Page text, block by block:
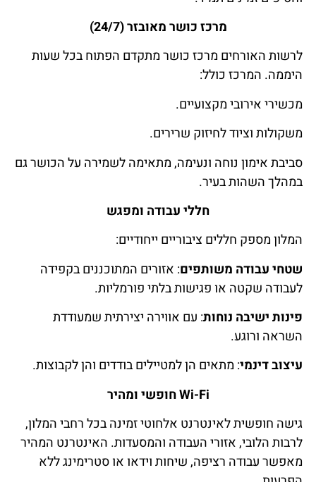
מרכז כושר מאובזר (24/7)
לרשות האורחים מרכז כושר מתקדם הפתוח בכל שעות
היממה. המרכז כולל:
מכשירי אירובי מקצועיים.
משקולות וציוד לחיזוק שרירים.
סביבת אימון נוחה ונעימה, מתאימה לשמירה על הכושר גם
במהלך השהות בעיר.
חללי עבודה ומפגש
המלון מספק חללים ציבוריים ייחודיים:
שטחי עבודה משותפים: אזורים המתוכננים בקפידה
לעבודה שקטה או פגישות בלתי פורמליות.
פינות ישיבה נוחות: עם אווירה יצירתית שמעודדת
השראה ורוגע.
עיצוב דינמי: מתאים הן למטיילים בודדים והן לקבוצות.
Wi-Fi חופשי ומהיר
גישה חופשית לאינטרנט אלחוטי זמינה בכל רחבי המלון,
לרבות הלובי, אזורי העבודה והמסעדות. האינטרנט המהיר
מאפשר עבודה רציפה, שיחות וידאו או סטרימינג ללא